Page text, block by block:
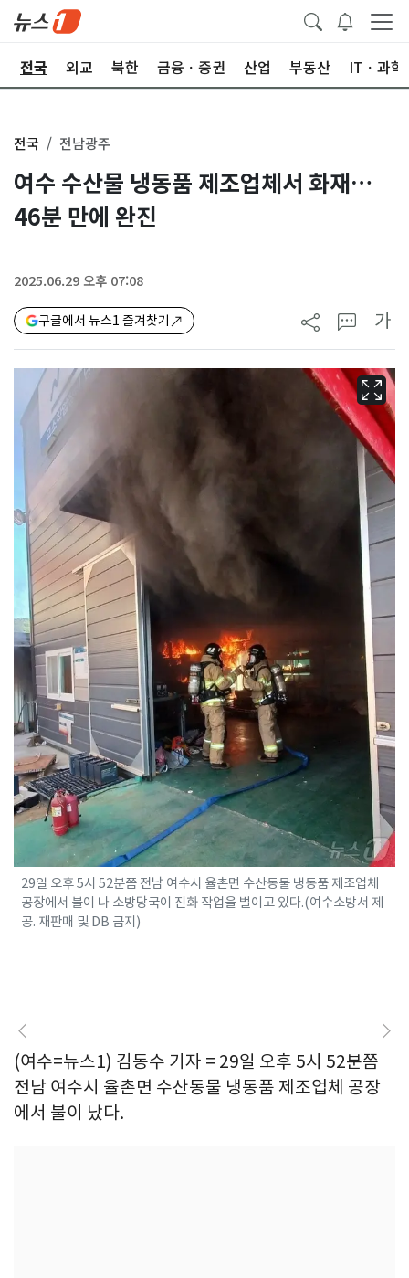
전국 외교 북한 금융ㆍ증권 산업 부동산 ITㆍ과학
전국 전남광주
여수 수산물 냉동품 제조업체서 화재…
46분 만에 완진
2025.06.29 오후 07:08
구글에서 뉴스1 즐겨찾기 가
29일 오후 5시 52분쯤 전남 여수시 율촌면 수산동물 냉동품 제조업체
공장에서 불이 나 소방당국이 진화 작업을 벌이고 있다.(여수소방서 제
공. 재판매 및 DB 금지)
(여수=뉴스1) 김동수 기자 = 29일 오후 5시 52분쯤
전남 여수시 율촌면 수산동물 냉동품 제조업체 공장
에서 불이 났다.